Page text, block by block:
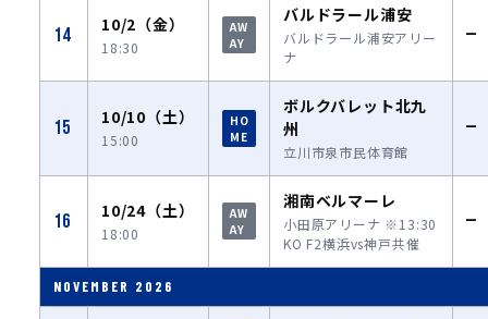
14 10/2（金）
18:30
AW
AY
バルドラール浦安
バルドラール浦安アリー
ナ
—
15 10/10（土）
15:00
HO
ME
ボルクバレット北九
州
立川市泉市民体育館
—
16 10/24（土）
18:00
AW
AY
湘南ベルマーレ
小田原アリーナ ※13:30
KO F2横浜vs神戸共催
—
NOVEMBER 2026